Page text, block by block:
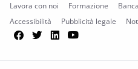
Lavora con noi
Formazione
Accessibilità
Pubblicità legale
Facebook
TwitterLinkedIn